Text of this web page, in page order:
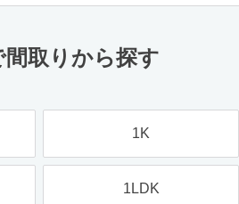
間取りから探す
1K
1LDK